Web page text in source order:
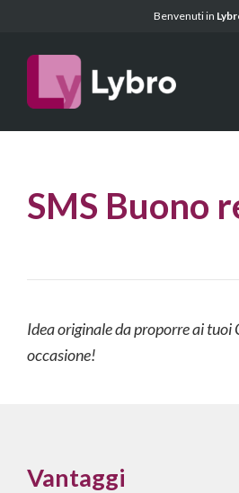
Benvenuti in
SMS Buono
Idea originale da proporre ai tuoi
occasione!
Vantaggi